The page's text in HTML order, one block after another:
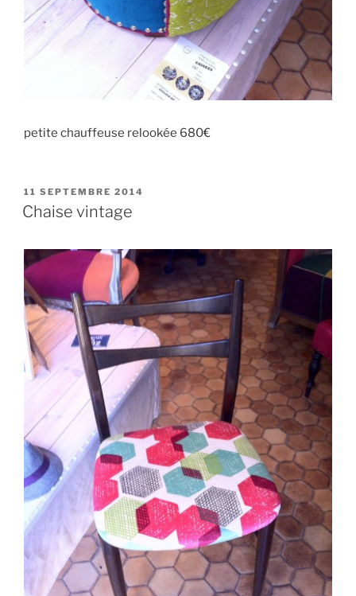
petite chauffeuse relookée 680€
PUBLIÉ
LE
11 SEPTEMBRE 2014
Chaise vintage